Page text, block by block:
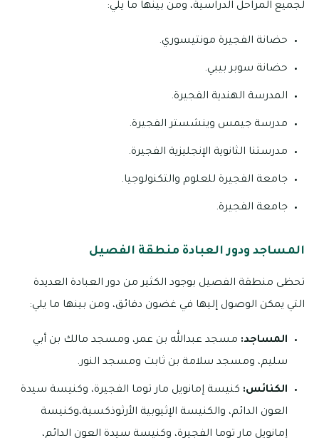
لجميع المراحل الدراسية، ومن بينها ما يلي:
حضانة الفجيرة مونتيسوري.
حضانة سوبر بيبي.
المدرسة الهندية الفجيرة.
مدرسة جيمس وينشستر الفجيرة.
مدرستنا الثانوية الإنجليزية الفجيرة.
جامعة الفجيرة للعلوم والتكنولوجيا.
جامعة الفجيرة.
المساجد ودور العبادة منطقة الفصيل
تحظى منطقة الفصيل بوجود الكثير من دور العبادة العديدة
التي يمكن الوصول إليها في غضون دقائق، ومن بينها ما يلي:
المساجد: مسجد عبدالله بن عمر، ومسجد مالك بن أبي
سليم، ومسجد سلامة بن ثابت ومسجد النور.
الكنائس: كنيسة إمانويل مار توما الفجيرة، وكنيسة سيدة
العون الدائم، والكنيسة الإثيوبية الأرثوذكسية،وكنيسة
إمانويل مار توما الفجيرة، وكنيسة سيدة العون الدائم،